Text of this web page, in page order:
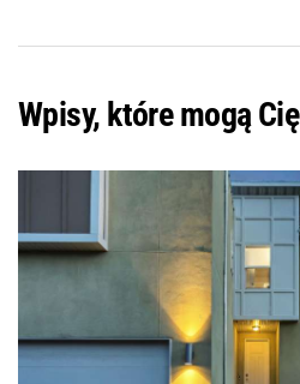
Wpisy, które mogą